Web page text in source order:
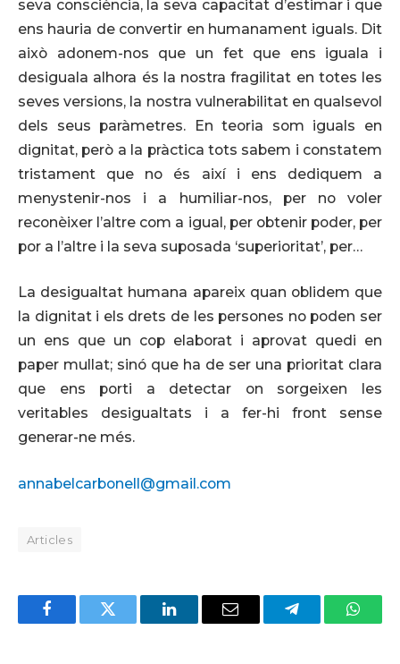
seva consciència, la seva capacitat d’estimar i que
ens hauria de convertir en humanament iguals. Dit
això adonem-nos que un fet que ens iguala i
desiguala alhora és la nostra fragilitat en totes les
seves versions, la nostra vulnerabilitat en qualsevol
dels seus paràmetres. En teoria som iguals en
dignitat, però a la pràctica tots sabem i constatem
tristament que no és així i ens dediquem a
menystenir-nos i a humiliar-nos, per no voler
reconèixer l’altre com a igual, per obtenir poder, per
por a l’altre i la seva suposada ‘superioritat’, per…
La desigualtat humana apareix quan oblidem que
la dignitat i els drets de les persones no poden ser
un ens que un cop elaborat i aprovat quedi en
paper mullat; sinó que ha de ser una prioritat clara
que ens porti a detectar on sorgeixen les
veritables desigualtats i a fer-hi front sense
generar-ne més.
annabelcarbonell@gmail.com
Articles
FacebookTwitter LinkedInEmail Telegram